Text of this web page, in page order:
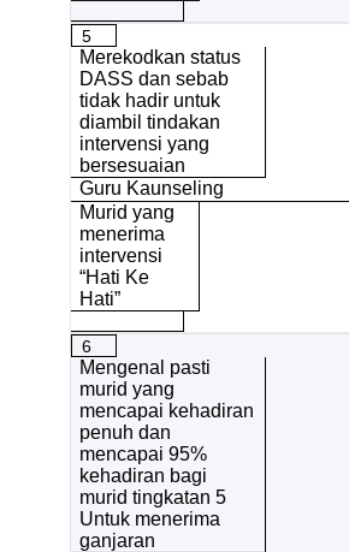
5
Merekodkan status
DASS dan sebab
tidak hadir untuk
diambil tindakan
intervensi yang
bersesuaian
Guru Kaunseling
Murid yang
menerima
intervensi
“Hati Ke
Hati”
6
Mengenal pasti
murid yang
mencapai kehadiran
penuh dan
mencapai 95%
kehadiran bagi
murid tingkatan 5
Untuk menerima
ganjaran